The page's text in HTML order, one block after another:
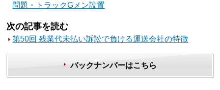
問題・トラックGメン設置
次の記事を読む
第50回 残業代未払い訴訟で負ける運送会社の特徴
バックナンバーはこちら